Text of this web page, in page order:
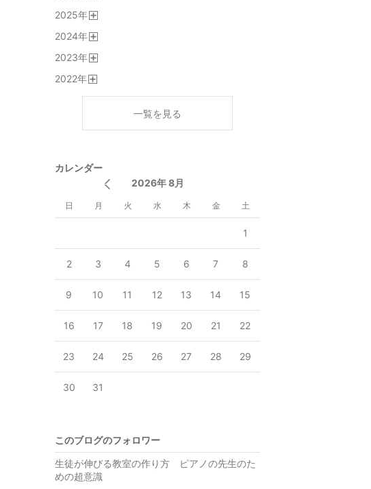
2025年
2024年
2023年
2022年
一覧を見る
カレンダー
2026年 8月
日 月 火 水 木 金 土
1
2 3 4 5 6 7 8
9 10 11 12 13 14 15
16 17 18 19 20 21 22
23 24 25 26 27 28 29
30 31
このブログのフォロワー
生徒が伸びる教室の作り方 ピアノの先生のた
めの超意識